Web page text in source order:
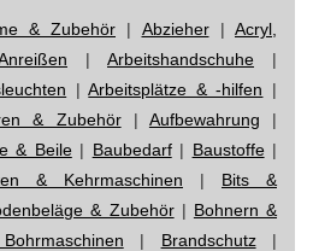
& Zubehör | Abzieher| Acryl,
| Arbeitshandschuhe |
|Arbeitsplätze & -hilfen |
& Zubehör| Aufbewahrung |
& Beile| Baubedarf| Baustoffe|
& Kehrmaschinen | Bits &
& Zubehör| Bohnern &
| Brandschutz|